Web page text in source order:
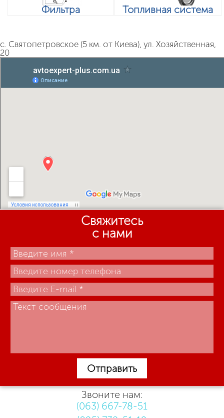
Фильтра Топливная система
с. Святопетровское (5 км. от Киева), ул. Хозяйственная,
20
Свяжитесь
с нами
Отправить
Звоните нам:
(063) 667-78-51